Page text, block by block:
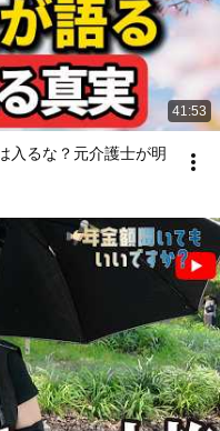
41:53
入るな？元介護士が明